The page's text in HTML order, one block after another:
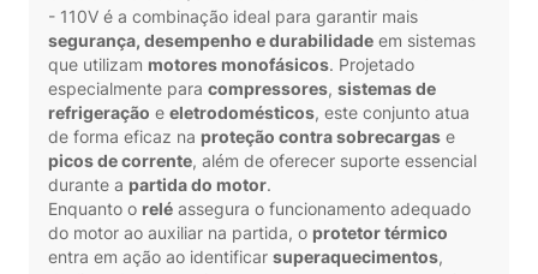
- 110V é a combinação ideal para garantir mais
segurança, desempenho e durabilidade em sistemas
que utilizam motores monofásicos. Projetado
especialmente para compressores, sistemas de
refrigeração e eletrodomésticos, este conjunto atua
de forma eficaz na proteção contra sobrecargas e
picos de corrente, além de oferecer suporte essencial
durante a partida do motor.
Enquanto o relé assegura o funcionamento adequado
do motor ao auxiliar na partida, o protetor térmico
entra em ação ao identificar superaquecimentos,